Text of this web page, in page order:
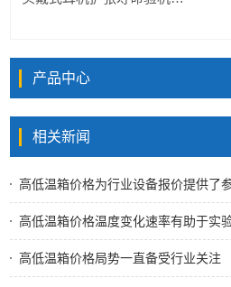
产品中心
相关新闻
高低温箱价格为行业设备报价提供了
高低温箱价格温度变化速率有助于实
高低温箱价格局势一直备受行业关注